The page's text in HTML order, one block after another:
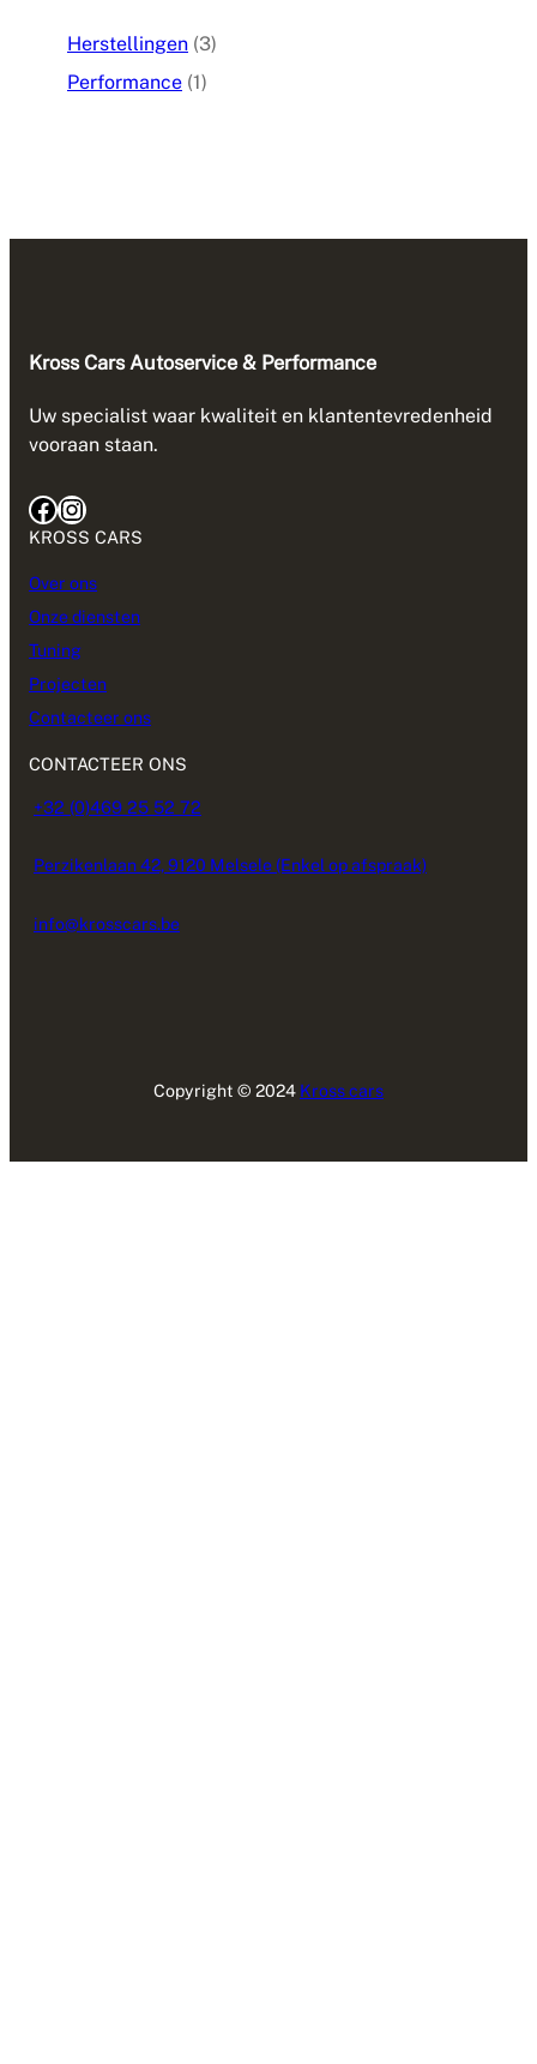
Herstellingen (3)
Performance (1)
Kross Cars Autoservice & Performance
Uw specialist waar kwaliteit en klantentevredenheid
vooraan staan.
KROSS CARS
Over ons
Onze diensten
Tuning
Projecten
Contacteer ons
CONTACTEER ONS
+32 (0)469 25 52 72
Perzikenlaan 42, 9120 Melsele (Enkel op afspraak)
info@krosscars.be
Copyright © 2024 Kross cars